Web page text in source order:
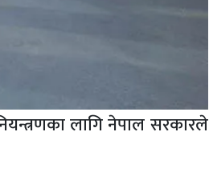
लागि नेपाल सरकारले